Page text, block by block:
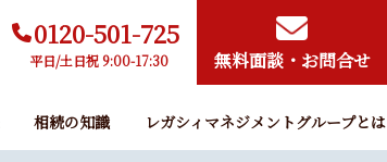
0120-501-725
平日/土日祝 9:00-17:30 無料面談・お問合せ
相続の知識 レガシィマネジメントグループとは